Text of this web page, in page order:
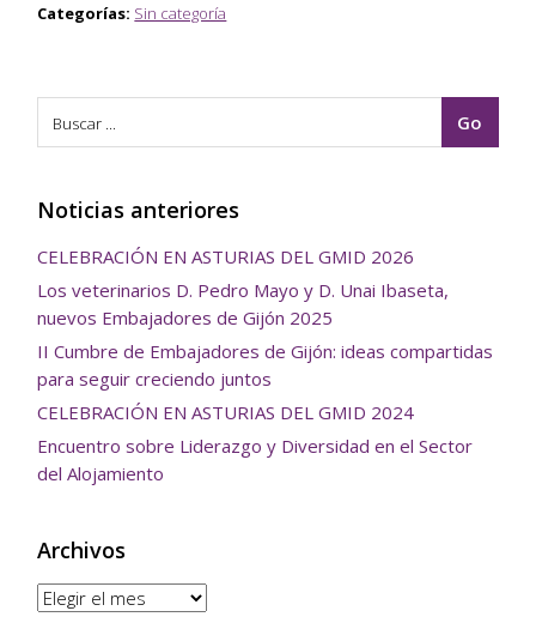
Categorías: Sin categoría
Noticias anteriores
CELEBRACIÓN EN ASTURIAS DEL GMID 2026
Los veterinarios D. Pedro Mayo y D. Unai Ibaseta,
nuevos Embajadores de Gijón 2025
II Cumbre de Embajadores de Gijón: ideas compartidas
para seguir creciendo juntos
CELEBRACIÓN EN ASTURIAS DEL GMID 2024
Encuentro sobre Liderazgo y Diversidad en el Sector
del Alojamiento
Archivos
Archivos